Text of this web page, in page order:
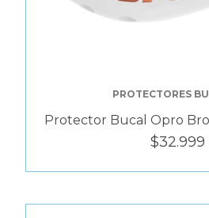
PROTECTORES
Protector Bucal Opro
$32.999